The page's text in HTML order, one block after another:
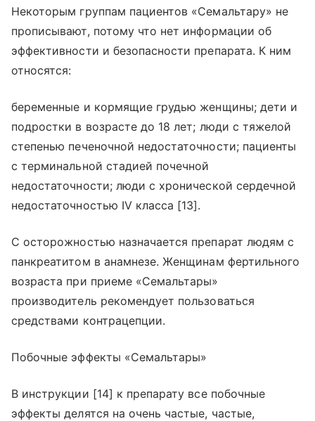
Некоторым группам пациентов «Семальтару» не
прописывают, потому что нет информации об
эффективности и безопасности препарата. К ним
относятся:
беременные и кормящие грудью женщины; дети и
подростки в возрасте до 18 лет; люди с тяжелой
степенью печеночной недостаточности; пациенты
с терминальной стадией почечной
недостаточности; люди с хронической сердечной
недостаточностью IV класса [13].
С осторожностью назначается препарат людям с
панкреатитом в анамнезе. Женщинам фертильного
возраста при приеме «Семальтары»
производитель рекомендует пользоваться
средствами контрацепции.
Побочные эффекты «Семальтары»
В инструкции [14] к препарату все побочные
эффекты делятся на очень частые, частые,